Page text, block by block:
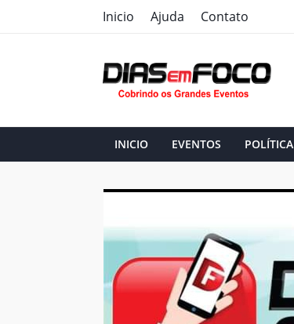
Inicio Ajuda Contato
INICIO EVENTOS POLÍTICA